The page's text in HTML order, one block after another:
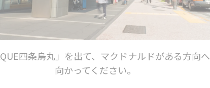
「マクドナルドさん」が見えますので、そのまま
直進してください。